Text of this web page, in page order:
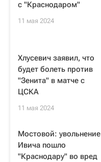
с "Краснодаром"
11 мая 2024
Хлусевич заявил, что
будет болеть против
"Зенита" в матче с
ЦСКА
11 мая 2024
Мостовой: увольнение
Ивича пошло
"Краснодару" во вред